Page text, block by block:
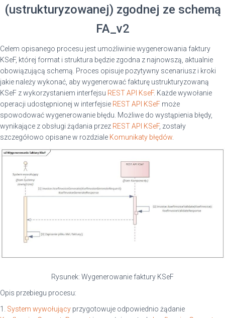
(ustrukturyzowanej) zgodnej ze schemą
FA_v2
Celem opisanego procesu jest umożliwinie wygenerowania faktury
KSeF, której format i struktura będzie zgodna z najnowszą, aktualnie
obowiązującą schemą. Proces opisuje pozytywny scenariusz i kroki
jakie należy wykonać, aby wygenerować fakturę ustrukturyzowaną
KSeF z wykorzystaniem interfejsu REST API KseF. Każde wywołanie
operacji udostępnionej w interfejsie REST API KSeF może
spowodować wygenerowanie błędu. Możliwe do wystąpienia błędy,
wynikające z obsługi żądania przez REST API KSeF, zostały
szczegółowo opisane w rozdziale Komunikaty błędów
Rysunek: Wygenerowanie faktury KSeF
Opis przebiegu procesu:
1. System wywołujący przygotowuje odpowiednio żądanie